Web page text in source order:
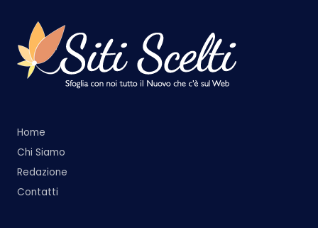
Home
Chi Siamo
Redazione
Contatti